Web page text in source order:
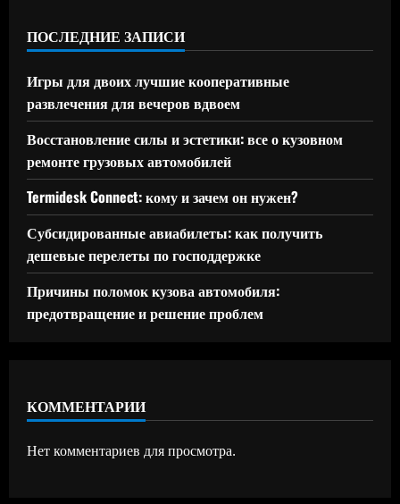
ПОСЛЕДНИЕ ЗАПИСИ
Игры для двоих лучшие кооперативные
развлечения для вечеров вдвоем
Восстановление силы и эстетики: все о кузовном
ремонте грузовых автомобилей
Termidesk Connect: кому и зачем он нужен?
Субсидированные авиабилеты: как получить
дешевые перелеты по господдержке
Причины поломок кузова автомобиля:
предотвращение и решение проблем
КОММЕНТАРИИ
Нет комментариев для просмотра.